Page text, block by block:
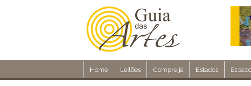
Home Leilões Compre já Estados